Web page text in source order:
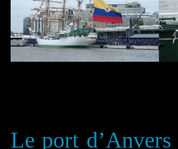
Le port d’Anvers